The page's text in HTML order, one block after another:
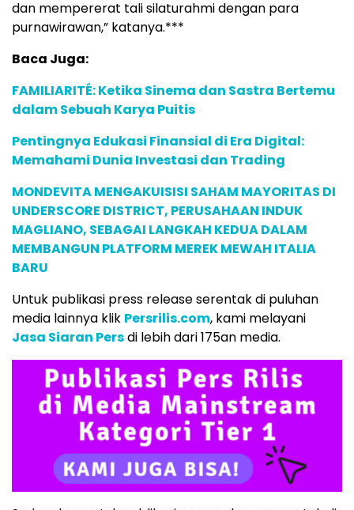
dan mempererat tali silaturahmi dengan para
purnawirawan,” katanya.***
Baca Juga:
FAMILIARITÉ: Ketika Sinema dan Sastra Bertemu
dalam Sebuah Karya Puitis
Pentingnya Edukasi Finansial di Era Digital:
Memahami Dunia Investasi dan Trading
MONDEVITA MENGAKUISISI SAHAM MAYORITAS DI
UNDERSCORE DISTRICT, PERUSAHAAN INDUK
MAGLIANO, SEBAGAI LANGKAH KEDUA DALAM
MEMBANGUN PLATFORM MEREK MEWAH ITALIA
BARU
Untuk publikasi press release serentak di puluhan
media lainnya klik Persrilis.com, kami melayani
Jasa Siaran Persdi lebih dari 175an media.